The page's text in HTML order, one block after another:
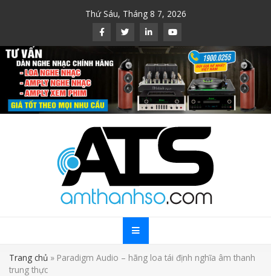
Thứ Sáu, Tháng 8 7, 2026
Trang chủ » Paradigm Audio – hãng loa tái định nghĩa âm thanh
trung thực